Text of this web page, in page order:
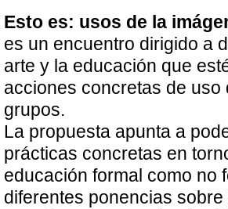
Esto es: usos de la
es un encuentro dirigido a
arte y la educación que
acciones concretas de
grupos.
La propuesta apunta a
prácticas concretas en
educación formal como no
diferentes ponencias